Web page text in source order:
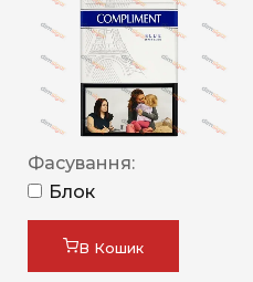
Фасування:
Блок
В Кошик